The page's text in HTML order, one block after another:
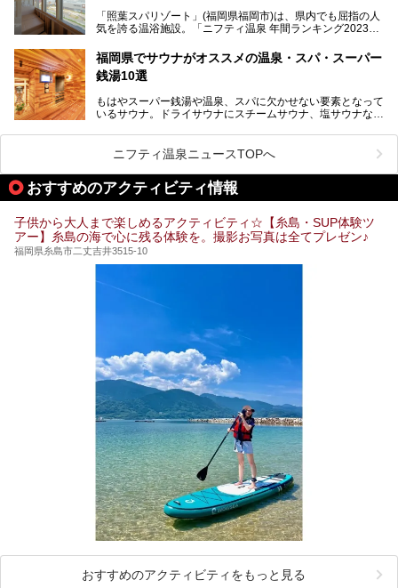
ーム・併設するレストランを体験し、それらの全貌を徹底紹
介します！
「照葉スパリゾート」(福岡県福岡市)は、県内でも屈指の人
気を誇る温浴施設。「ニフティ温泉 年間ランキング2023」
常連客で賑わっています。
そこで今回は、ニフティ温泉ライターである筆者が現地体
ューズメント・宿泊施設・グルメ・その他施設まで、多彩な
る全貌と魅力を徹底紹介します！
福岡県でサウナがオススメの温泉・スパ・スーパー
銭湯10選
もはやスーパー銭湯や温泉、スパに欠かせない要素となって
いるサウナ。ドライサウナにスチームサウナ、塩サウナな
ペース、ロウリュウなど、心ゆくまで楽しむためのサービス
が充実した施設も多くみられます。
今回はそんなサウナにこだわった、福岡県内のオススメ温
泉・銭湯・スパを10件紹介したいと思います！
ニフティ温泉ニュースTOPへ
おすすめのアクティビティ情報
子供から大人まで楽しめるアクティビティ☆【糸島・SUP体験ツ
アー】糸島の海で心に残る体験を。撮影お写真は全てプレゼン♪
福岡県糸島市二丈吉井3515-10
おすすめのアクティビティをもっと見る